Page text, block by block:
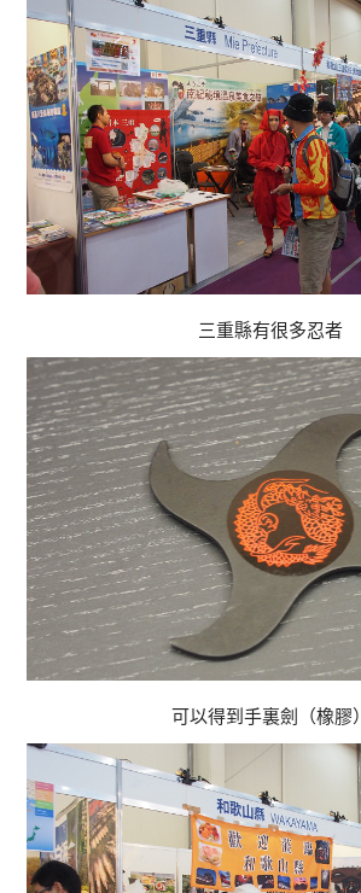
三重縣有很多忍者
可以得到手裏劍（橡膠）